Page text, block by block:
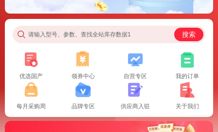
请输入型号、参数、查找全站库存数据1 搜索
优选国产 领券中心 自营专区 我的订单
每月采购周 品牌专区 供应商入驻 关于我们